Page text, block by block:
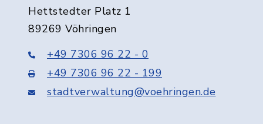
Hettstedter Platz 1
89269 Vöhringen
+49 7306 96 22 - 0
+49 7306 96 22 - 199
stadtverwaltung@voehringen.de